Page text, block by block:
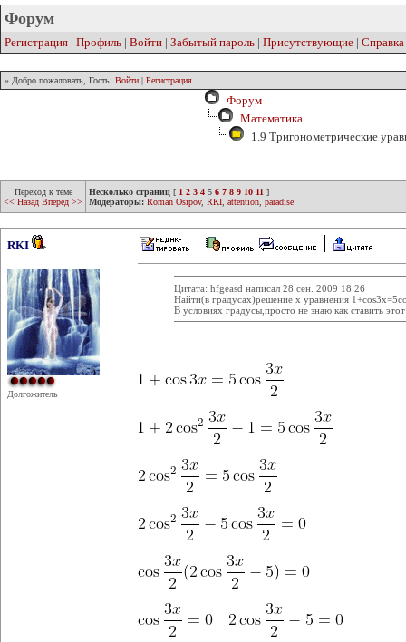
Форум
Регистрация | Профиль | Войти | Забытый пароль | Присутствующие | Справка
» Добро пожаловать, Гость: Войти | Регистрация
Форум
Математика
1.9 Тригонометрические
Переход к теме
<< Назад Вперед >>
Несколько страниц [ 1 2 3 4 5 6 7 8 9 10 11 ]
Модераторы: Roman Osipov, RKI attention paradise
RKI
Долгожитель
Цитата: hfgeasd написал 28 сен. 2009 18:26
Найти(в градусах)решение x уравнения
В условиях градусы,просто не знаю как ставить этот